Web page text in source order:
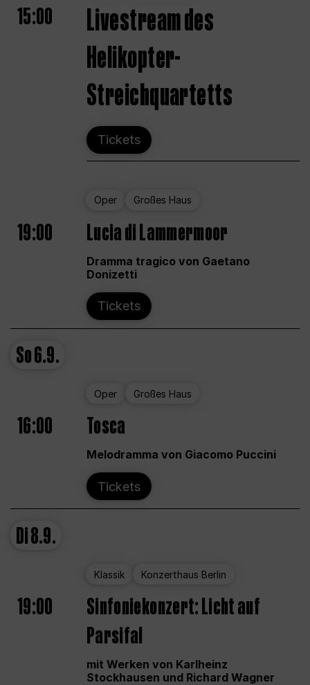
15:00
Livestream des
Helikopter-
Streichquartetts
Tickets
Oper Großes Haus
19:00 Lucia di Lammermoor
Dramma tragico von Gaetano
Donizetti
Tickets
So6.9.
Oper Großes Haus
16:00 Tosca
Melodramma von Giacomo Puccini
Tickets
Di8.9.
Klassik Konzerthaus Berlin
19:00
Sinfoniekonzert: Licht auf
Parsifal
mit Werken von Karlheinz
Stockhausen und Richard Wagner